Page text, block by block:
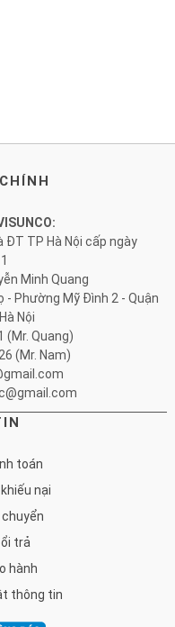
ĐT TP Hà Nội cấp ngày
Minh Quang
- Phường Mỹ Đình 2 - Quận
Nội
(Mr. Quang)
(Mr. Nam)
toán
nại
trả
hành
thông tin